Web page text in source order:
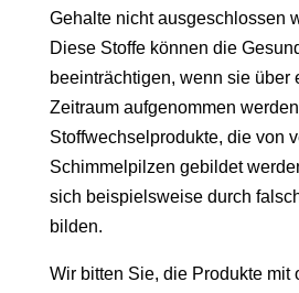
Gehalte nicht ausgeschlossen
Diese Stoffe können die
beeinträchtigen, wenn sie über
Zeitraum aufgenommen
Stoffwechselprodukte, die von
Schimmelpilzen gebildet
sich beispielsweise durch
bilden.
Wir bitten Sie, die Produkte mit